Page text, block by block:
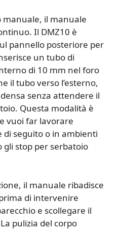
il manuale
Il DMZ10 è
pannello posteriore per
un tubo di
di 10 mm nel foro
il tubo verso l’esterno,
senza attendere il
Questa modalità è
vuoi far lavorare
di seguito o in ambienti
stop per serbatoio
il manuale ribadisce
di intervenire
e scollegare il
pulizia del corpo